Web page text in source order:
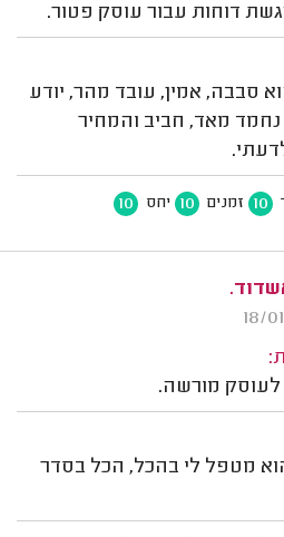
דוחות עבור עוסק פטור.
סבבה, אמין, עובד מהר, יודע
מאד, חביב והמחיר
10 זמנים 10 יחס 10
לעוסק מורשה.
מטפל לי בהכל, הכל בסדר